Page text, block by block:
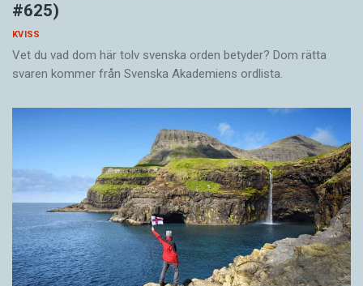
#625)
KVISS
Vet du vad dom här tolv svenska orden betyder? Dom rätta
svaren kommer från Svenska Akademiens ordlista.